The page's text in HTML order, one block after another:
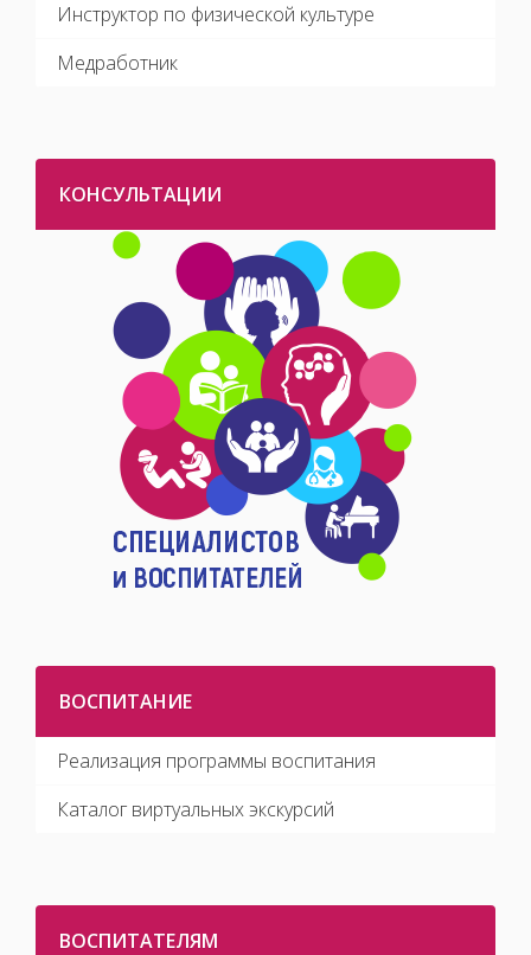
Инструктор по физической культуре
Медработник
КОНСУЛЬТАЦИИ
ВОСПИТАНИЕ
Реализация программы воспитания
Каталог виртуальных экскурсий
ВОСПИТАТЕЛЯМ